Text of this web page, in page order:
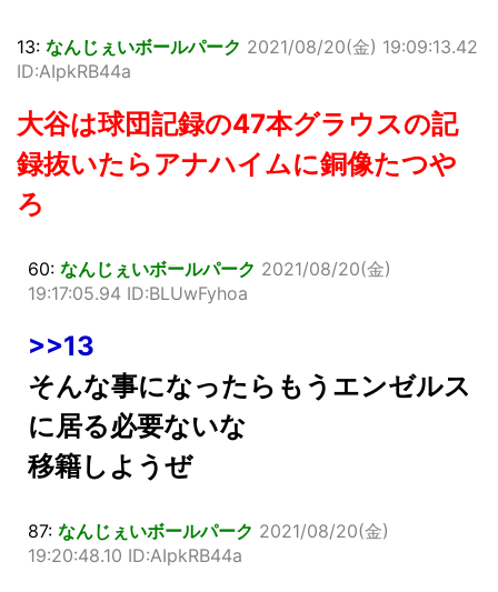
13: なんじぇいボールパーク 2021/08/20(金) 19:09:13.42
ID:AIpkRB44a
大谷は球団記録の47本グラウスの記
録抜いたらアナハイムに銅像たつや
ろ
60: なんじぇいボールパーク 2021/08/20(金)
19:17:05.94 ID:BLUwFyhoa
>>13
そんな事になったらもうエンゼルス
に居る必要ないな
移籍しようぜ
87: なんじぇいボールパーク 2021/08/20(金)
19:20:48.10 ID:AIpkRB44a